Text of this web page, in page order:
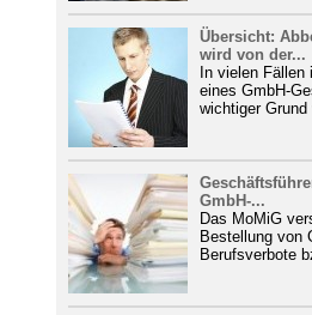
Übersicht:
wird von der...
In vielen Fällen
eines GmbH-
wichtiger Grund
GmbH-...
Das MoMiG
Bestellung von
Berufsverbote